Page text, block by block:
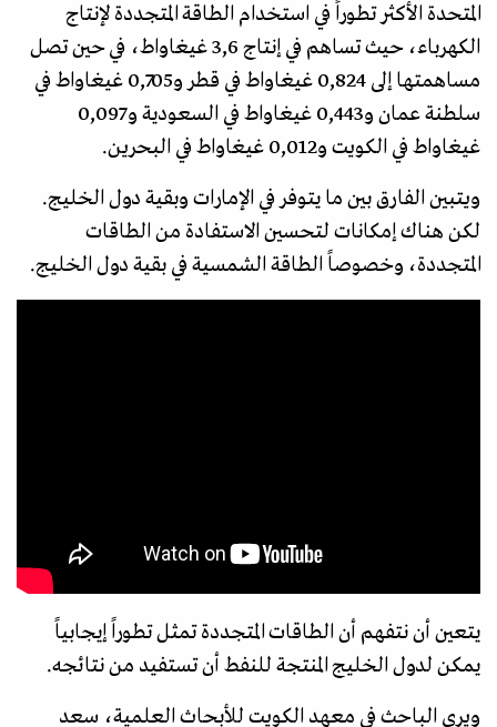
المتحدة الأكثر تطوراً في استخدام الطاقة المتجددة لإنتاج
الكهرباء، حيث تساهم في إنتاج 3,6 غيغاواط، في حين تصل
مساهمتها إلى 0,824 غيغاواط في قطر و0,705 غيغاواط في
سلطنة عمان و0,443 غيغاواط في السعودية و0,097
غيغاواط في الكويت و0,012 غيغاواط في البحرين.
ويتبين الفارق بين ما يتوفر في الإمارات وبقية دول الخليج.
لكن هناك إمكانات لتحسين الاستفادة من الطاقات
المتجددة، وخصوصاً الطاقة الشمسية في بقية دول الخليج.
يتعين أن نتفهم أن الطاقات المتجددة تمثل تطوراً إيجابياً
يمكن لدول الخليج المنتجة للنفط أن تستفيد من نتائجه.
ويرى الباحث في معهد الكويت للأبحاث العلمية، سعد